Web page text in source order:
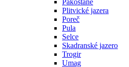
Plitvické jazera
Poreč
Pula
Selce
Skadranské jazero
Trogir
Umag